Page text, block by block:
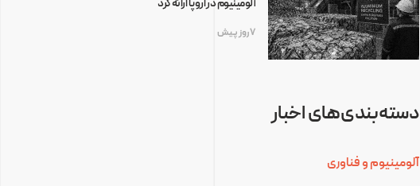
آلومینیوم در اروپا ارائه کرد
7 روز پیش
دسته‌بندی‌های اخبار
آلومینیوم و فناوری